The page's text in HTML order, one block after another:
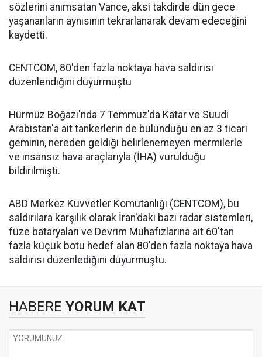
sözlerini anımsatan Vance, aksi takdirde dün gece
yaşananların aynısının tekrarlanarak devam edeceğini
kaydetti.
CENTCOM, 80'den fazla noktaya hava saldırısı
düzenlendiğini duyurmuştu
Hürmüz Boğazı'nda 7 Temmuz'da Katar ve Suudi
Arabistan'a ait tankerlerin de bulunduğu en az 3 ticari
geminin, nereden geldiği belirlenemeyen mermilerle
ve insansız hava araçlarıyla (İHA) vurulduğu
bildirilmişti.
ABD Merkez Kuvvetler Komutanlığı (CENTCOM), bu
saldırılara karşılık olarak İran'daki bazı radar sistemleri,
füze bataryaları ve Devrim Muhafızlarına ait 60'tan
fazla küçük botu hedef alan 80'den fazla noktaya hava
saldırısı düzenlediğini duyurmuştu.
HABERE YORUM KAT